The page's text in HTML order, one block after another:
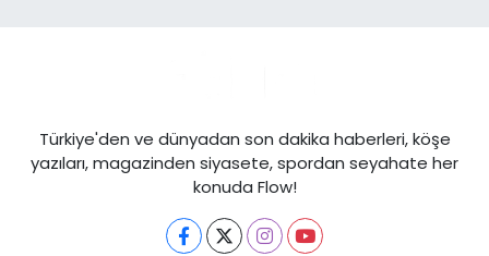
Türkiye'den ve dünyadan son dakika haberleri, köşe
yazıları, magazinden siyasete, spordan seyahate her
konuda Flow!